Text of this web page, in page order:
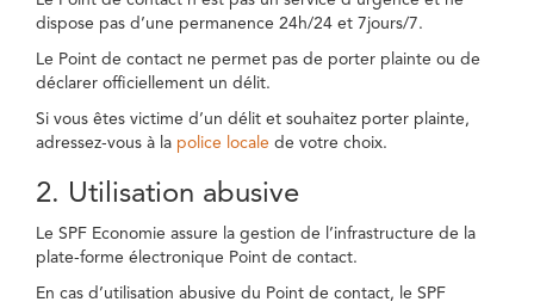
dispose pas d’une permanence 24h/24 et 7jours/7.
Le Point de contact ne permet pas de porter plainte ou de
déclarer officiellement un délit.
Si vous êtes victime d’un délit et souhaitez porter plainte,
adressez-vous à la police locale de votre choix.
2. Utilisation abusive
Le SPF Economie assure la gestion de l’infrastructure de la
plate-forme électronique Point de contact.
En cas d’utilisation abusive du Point de contact, le SPF